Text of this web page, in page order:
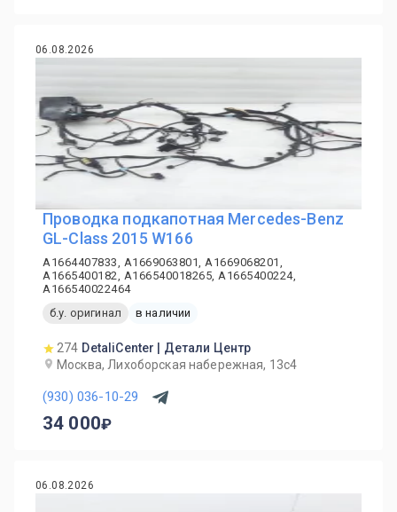
06.08.2026
Проводка подкапотная Mercedes-Benz
GL-Class 2015 W166
A1664407833, A1669063801, A1669068201,
A1665400182, A166540018265, A1665400224,
A166540022464
б.у. оригинал
в наличии
274 DetaliCenter | Детали Центр
Москва, Лихоборская набережная, 13с4
(930) 036-10-29
34 000
06.08.2026